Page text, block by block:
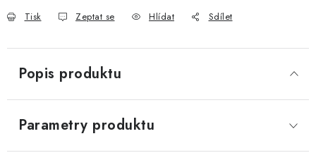
Tisk Zeptat se Hlídat Sdílet
Popis produktu
Parametry produktu